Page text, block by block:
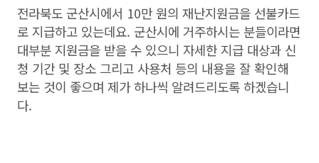
전라북도 군산시에서 10만 원의 재난지원금을 선불카드
로 지급하고 있는데요. 군산시에 거주하시는 분들이라면
대부분 지원금을 받을 수 있으니 자세한 지급 대상과 신
청 기간 및 장소 그리고 사용처 등의 내용을 잘 확인해
보는 것이 좋으며 제가 하나씩 알려드리도록 하겠습니
다.